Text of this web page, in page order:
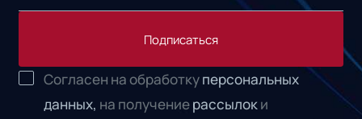
Подписаться
Согласен на обработкуперсональных
данных, на получениерассылоки